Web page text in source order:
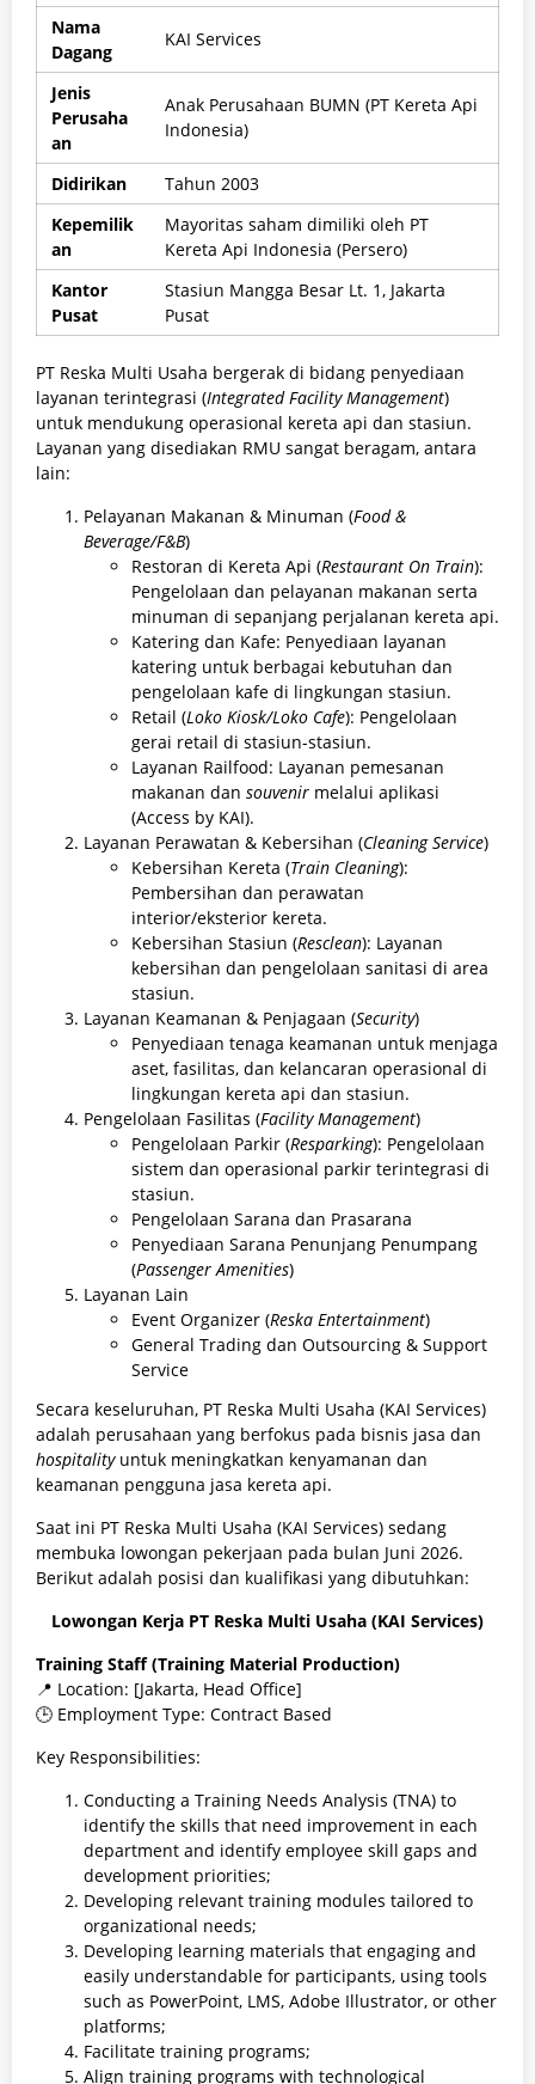
Nama
Dagang
KAI Services
Jenis
Perusaha
an
Anak Perusahaan BUMN (PT Kereta Api
Indonesia)
Didirikan
Tahun 2003
Kepemilik
an
Mayoritas saham dimiliki oleh PT
Kereta Api Indonesia (Persero)
Kantor
Pusat
Stasiun Mangga Besar Lt. 1, Jakarta
Pusat
PT Reska Multi Usaha bergerak di bidang penyediaan
layanan terintegrasi (Integrated Facility Management)
untuk mendukung operasional kereta api dan stasiun.
Layanan yang disediakan RMU sangat beragam, antara
lain:
Pelayanan Makanan & Minuman (Food &
Beverage/F&B)
Restoran di Kereta Api (Restaurant On Train):
Pengelolaan dan pelayanan makanan serta
minuman di sepanjang perjalanan kereta api.
Katering dan Kafe: Penyediaan layanan
katering untuk berbagai kebutuhan dan
pengelolaan kafe di lingkungan stasiun.
Retail (Loko Kiosk/Loko Cafe): Pengelolaan
gerai retail di stasiun-stasiun.
Layanan Railfood: Layanan pemesanan
makanan dan souvenir melalui aplikasi
(Access by KAI).
Layanan Perawatan & Kebersihan (Cleaning Service)
Kebersihan Kereta (Train Cleaning):
Pembersihan dan perawatan
interior/eksterior kereta.
Kebersihan Stasiun (Resclean): Layanan
kebersihan dan pengelolaan sanitasi di area
stasiun.
Layanan Keamanan & Penjagaan (Security)
Penyediaan tenaga keamanan untuk menjaga
aset, fasilitas, dan kelancaran operasional di
lingkungan kereta api dan stasiun.
Pengelolaan Fasilitas (Facility Management)
Pengelolaan Parkir (Resparking): Pengelolaan
sistem dan operasional parkir terintegrasi di
stasiun.
Pengelolaan Sarana dan Prasarana
Penyediaan Sarana Penunjang Penumpang
(Passenger Amenities)
Layanan Lain
Event Organizer (Reska Entertainment)
General Trading dan Outsourcing & Support
Service
Secara keseluruhan, PT Reska Multi Usaha (KAI Services)
adalah perusahaan yang berfokus pada bisnis jasa dan
hospitalityuntuk meningkatkan kenyamanan dan
keamanan pengguna jasa kereta api.
Saat ini PT Reska Multi Usaha (KAI Services) sedang
membuka lowongan pekerjaan pada bulan Juni 2026.
Berikut adalah posisi dan kualifikasi yang dibutuhkan:
Lowongan Kerja PT Reska Multi Usaha (KAI Services)
Training Staff (Training Material Production)
📍 Location: [Jakarta, Head Office]
🕒 Employment Type: Contract Based
Key Responsibilities:
Conducting a Training Needs Analysis (TNA) to
identify the skills that need improvement in each
department and identify employee skill gaps and
development priorities;
Developing relevant training modules tailored to
organizational needs;
Developing learning materials that engaging and
easily understandable for participants, using tools
such as PowerPoint, LMS, Adobe Illustrator, or other
platforms;
Facilitate training programs;
Align training programs with technological